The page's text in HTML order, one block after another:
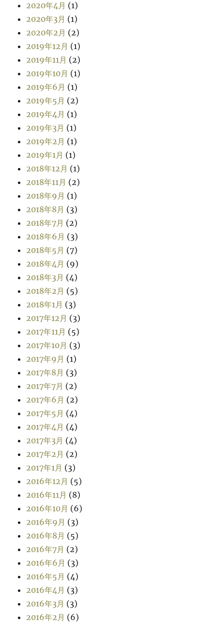
2020年4月 (1)
2020年3月 (1)
2020年2月 (2)
2019年12月 (1)
2019年11月 (2)
2019年10月 (1)
2019年6月 (1)
2019年5月 (2)
2019年4月 (1)
2019年3月 (1)
2019年2月 (1)
2019年1月 (1)
2018年12月 (1)
2018年11月 (2)
2018年9月 (1)
2018年8月 (3)
2018年7月 (2)
2018年6月 (3)
2018年5月 (7)
2018年4月 (9)
2018年3月 (4)
2018年2月 (5)
2018年1月 (3)
2017年12月 (3)
2017年11月 (5)
2017年10月 (3)
2017年9月 (1)
2017年8月 (3)
2017年7月 (2)
2017年6月 (2)
2017年5月 (4)
2017年4月 (4)
2017年3月 (4)
2017年2月 (2)
2017年1月 (3)
2016年12月 (5)
2016年11月 (8)
2016年10月 (6)
2016年9月 (3)
2016年8月 (5)
2016年7月 (2)
2016年6月 (3)
2016年5月 (4)
2016年4月 (3)
2016年3月 (3)
2016年2月 (6)